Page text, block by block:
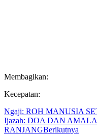
Membagikan:
Kecepatan:
Ngaji: ROH MANUSIA
Ijazah: DOA DAN
RANJANGBerikutnya